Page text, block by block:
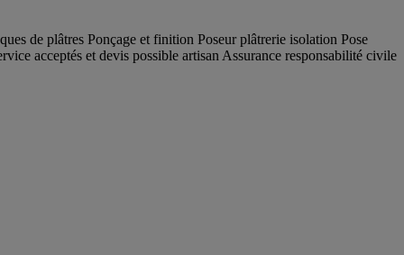
de plâtres Ponçage et finition Poseur plâtrerie isolation Pose
acceptés et devis possible artisan Assurance responsabilité civile